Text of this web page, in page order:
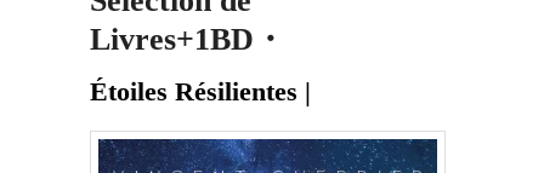
Livres+1BD・
Étoiles Résilientes |